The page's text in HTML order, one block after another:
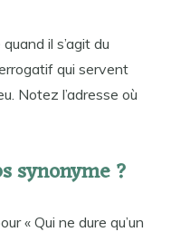
il s’agit du
qui servent
Notez l’adresse où
synonyme ?
« Qui ne dure qu’un